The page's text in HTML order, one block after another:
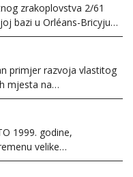
zrakoplovstva 2/61
bazi u Orléans-Bricyju…
primjer razvoja vlastitog
mjesta na…
1999. godine,
velike…